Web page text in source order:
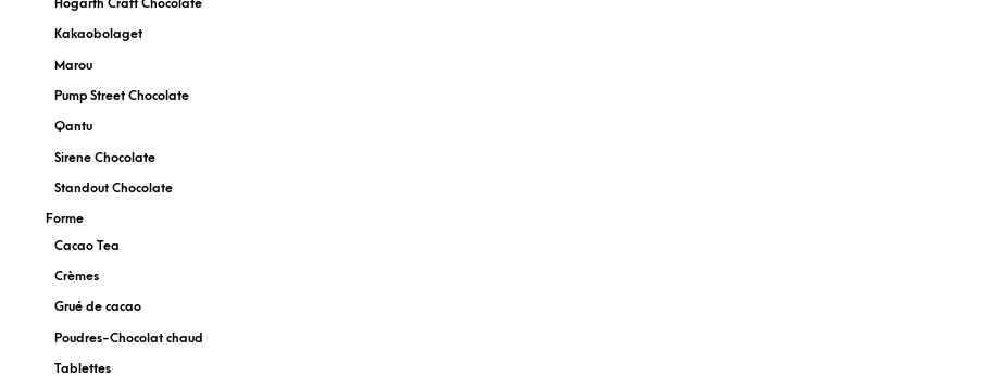
Hogarth Craft Chocolate
Kakaobolaget
Marou
Pump Street Chocolate
Qantu
Sirene Chocolate
Standout Chocolate
Forme
Cacao Tea
Crèmes
Grué de cacao
Poudres-Chocolat chaud
Tablettes